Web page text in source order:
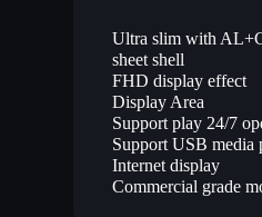
Ultra slim with
sheet shell
FHD display effect
Display Area
Support play 24/7
Support USB media
Internet display
Commercial grade